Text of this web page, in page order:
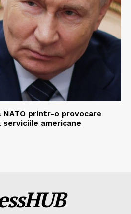
printr-o provocare
americane